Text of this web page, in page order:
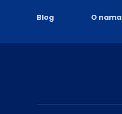
Blog O nama